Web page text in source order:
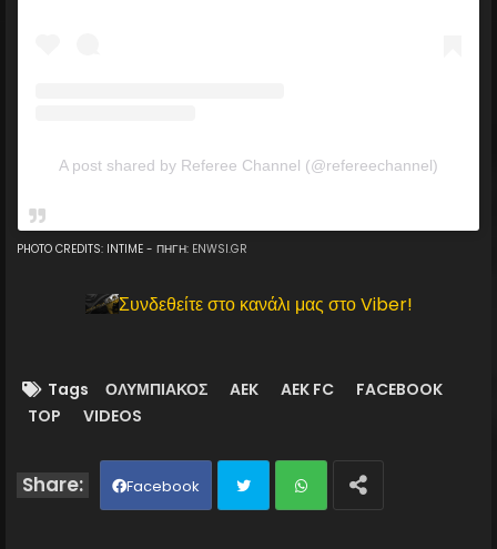
A post shared by Referee Channel (@refereechannel)
PHOTO CREDITS: INTIME - ΠΗΓΗ: ENWSI.GR
Συνδεθείτε στο κανάλι μας στο Viber!
Tags ΟΛΥΜΠΙΑΚΟΣ AEK AEK FC
FACEBOOK
TOP
VIDEOS
Facebook